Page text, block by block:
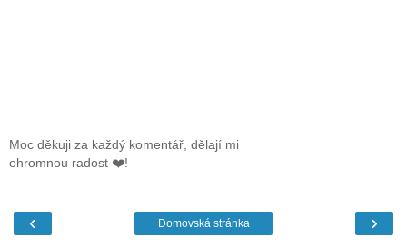
Moc děkuji za každý komentář, dělají mi
ohromnou radost ❤️!
‹ ›
Domovská stránka